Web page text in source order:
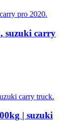
suzuki carry
| suzuki